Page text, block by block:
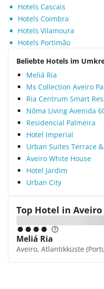
Hotels Cascais
Hotels Coimbra
Hotels Vilamoura
Hotels Portimão
Beliebte Hotels im
Meliá Ria
Ms Collection Aveiro
Ria Centrum Smart
Nôma Living Avenida
Residencial Palmeira
Hotel Imperial
Urban Suites Terrace
Aveiro White House
Hotel Jardim
Urban City
Top Hotel in Aveiro
Meliá Ria
Aveiro, Atlantikküste